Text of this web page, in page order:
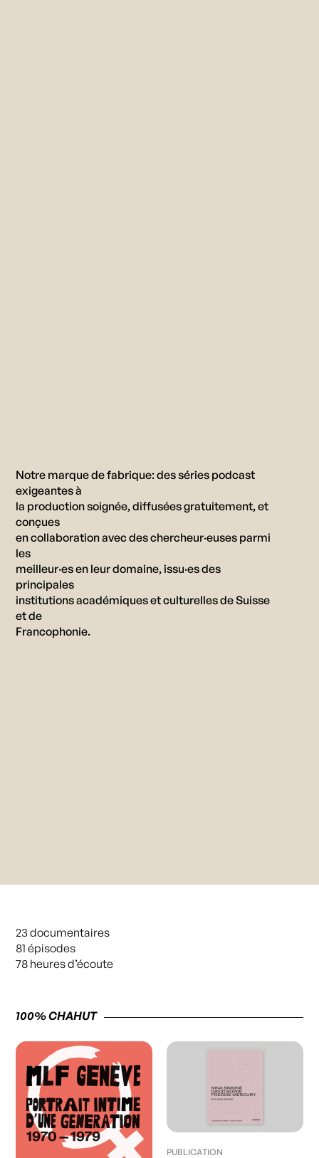
Notre marquedefabrique:desséries podcast
exigeantesà
la productionsoignée,diffuséesgratuitement,et
conçues
encollaborationavecdeschercheur·euses parmi
les
meilleur·esen leurdomaine,issu·esdes
principales
institutionsacadémiquesetculturellesdeSuisse
etde
Francophonie.
23 documentaires
81 épisodes
78 heures d’écoute
100% CHAHUT
PUBLICATION